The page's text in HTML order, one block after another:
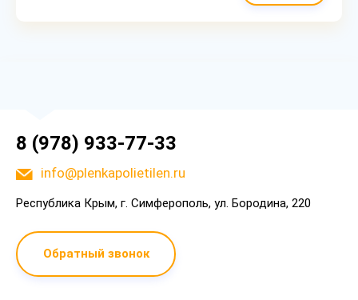
8 (978) 933-77-33
info@plenkapolietilen.ru
Республика Крым, г. Симферополь, ул. Бородина, 220
Обратный звонок